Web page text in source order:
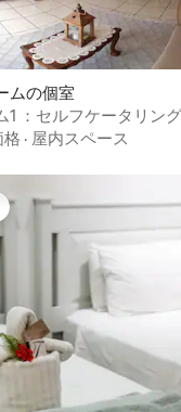
ムの個室
1 ：セルフケータリング
格 · 屋内スペース